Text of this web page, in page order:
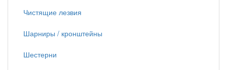
Чистящие лезвия
Шарниры / кронштейны
Шестерни